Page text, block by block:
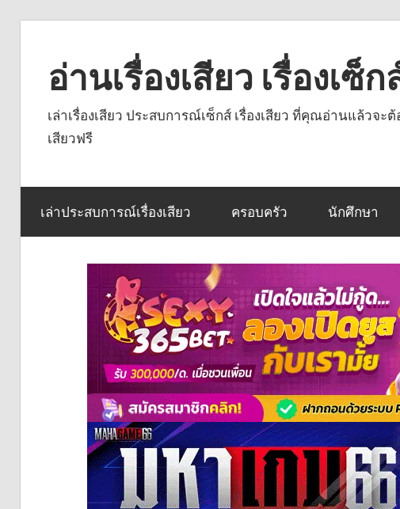
contentอ่านเรื่องเสียว เรื่องเ
เล่าเรื่องเสียว ประสบการณ์เซ็กส์ เรื่องเสียว ที่คุณอ่านแล้วจ
เสียวฟรี
เล่าประสบการณ์เรื่องเสียว ครอบครัว นักศึกษา